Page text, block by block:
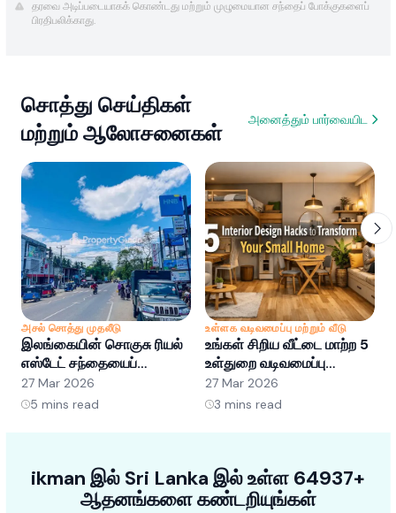
தரவை அடிப்படையாகக் கொண்டது மற்றும் முழுமையான சந்தைப் போக்குகளைப்
பிரதிபலிக்காது.
சொத்து செய்திகள்
மற்றும் ஆலோசனைகள்
அனைத்தும் பார்வையிட
அசல் சொத்து முதலீடு
இலங்கையின் சொகுசு ரியல்
எஸ்டேட் சந்தையைப்
புரிந்துகொள்வது: வாய்ப்புகள்
மற்றும் போக்குகள்
27 Mar 2026
5 mins read
உள்ளக வடிவமைப்பு மற்றும் வீடு
உங்கள் சிறிய வீட்டை மாற்ற 5
உள்துறை வடிவமைப்பு
ஹேக்குகள்
27 Mar 2026
3 mins read
ikman இல் Sri Lanka இல் உள்ள 64937+
ஆதனங்களை கண்டறியுங்கள்